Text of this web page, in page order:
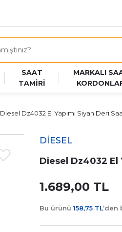
SAAT
TAMİRİ
MARKALI
Diesel Dz4032 El Yapımı Siyah Deri
DİESEL
Diesel Dz4032 El
1.689,00 TL
Bu ürünü 158,75 TL’den